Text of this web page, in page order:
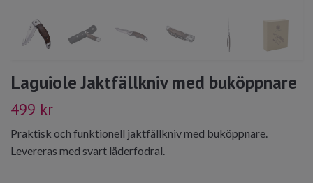
Laguiole Jaktfällkniv med buköppnare
499 kr
Praktisk och funktionell jaktfällkniv med buköppnare.
Levereras med svart läderfodral.